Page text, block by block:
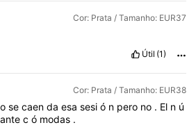
Cor: Prata / Tamanho: EUR37
Útil (1)
Cor: Prata / Tamanho: EUR38
se caen da esa sesi ó n pero no . El n ú
có modas .